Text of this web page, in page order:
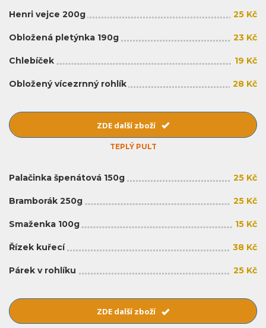
Henri vejce 200g 25 Kč
Obložená pletýnka 190g 23 Kč
Chlebíček 19 Kč
Obložený vícezrnný rohlík 28 Kč
ZDE další zboží
TEPLÝ PULT
Palačinka špenátová 150g 25 Kč
Bramborák 250g 25 Kč
Smaženka 100g 15 Kč
Řízek kuřecí 38 Kč
Párek v rohlíku 25 Kč
ZDE další zboží